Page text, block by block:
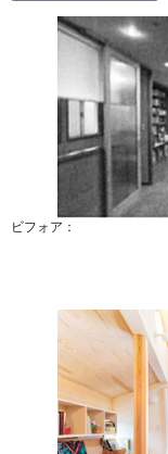
ビフォア：